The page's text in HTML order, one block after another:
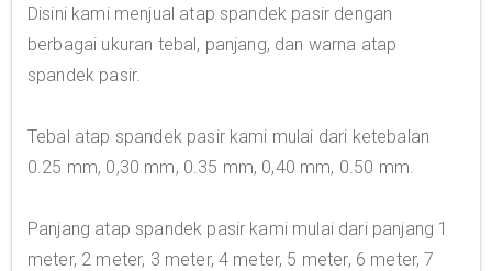
Disini kami menjual atap spandek pasir dengan
berbagai ukuran tebal, panjang, dan warna atap
spandek pasir.
Tebal atap spandek pasir kami mulai dari ketebalan
0.25 mm, 0,30 mm, 0.35 mm, 0,40 mm, 0.50 mm.
Panjang atap spandek pasir kami mulai dari panjang 1
meter, 2 meter, 3 meter, 4 meter, 5 meter, 6 meter, 7